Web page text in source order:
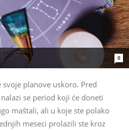
0
planove uskoro. Pred
se period koji će doneti
maštali, ali u koje ste polako
meseci prolazili ste kroz